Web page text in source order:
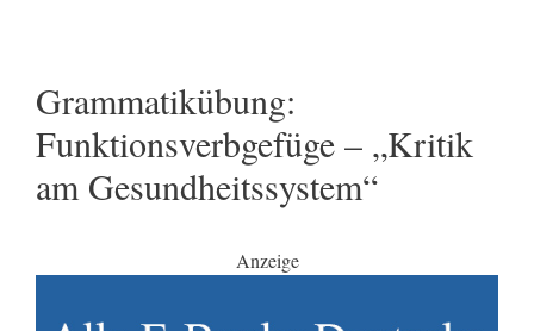
Grammatikübung:
Funktionsverbgefüge – „Kritik
am Gesundheitssystem“
Anzeige